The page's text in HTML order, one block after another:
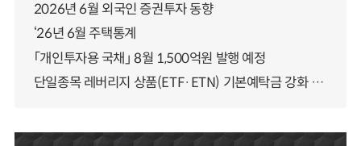
2026년 6월 외국인 증권투자 동향
‘26년 6월 주택통계
「개인투자용 국채」 8월 1,500억원 발행 예정
단일종목 레버리지 상품(ETF·ETN) 기본예탁금 강화 조기시행 방안 안내